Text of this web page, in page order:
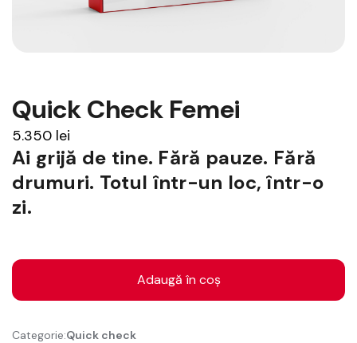
Quick Check Femei
5.350 lei
Ai grijă de tine. Fără pauze. Fără
drumuri. Totul într-un loc, într-o
zi.
Cantitate
Check
Femei
Adaugă în coș
Categorie:Quick check